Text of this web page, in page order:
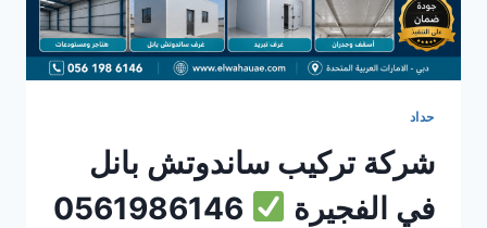
حداد
شركة تركيب ساندوتش بانل
في الفجيرة